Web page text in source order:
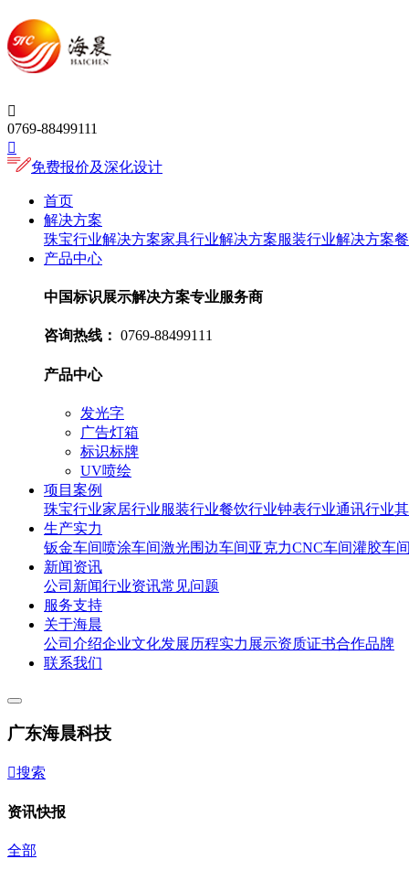

0769-88499111

免费报价及深化设计
首页
解决方案
珠宝行业解决方案家具行业解决方案服装行业解决方案
产品中心
中国标识展示解决方案专业服务商
咨询热线： 0769-88499111
产品中心
发光字
广告灯箱
标识标牌
UV喷绘
项目案例
珠宝行业家居行业服装行业餐饮行业钟表行业通讯行业
生产实力
钣金车间喷涂车间激光围边车间亚克力CNC车间灌胶车
新闻资讯
公司新闻行业资讯常见问题
服务支持
关于海晨
公司介绍企业文化发展历程实力展示资质证书合作品牌
联系我们
广东海晨科技
搜索
资讯快报
全部